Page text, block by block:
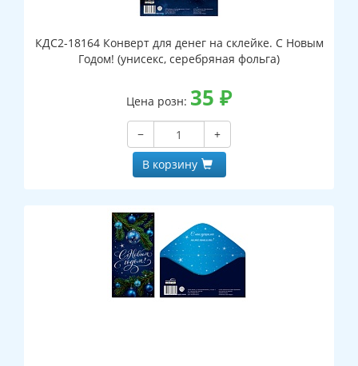
КДС2-18164 Конверт для денег на склейке. С Новым
Годом! (унисекс, серебряная фольга)
Цена розн: 35 ₽
−
+
В корзину